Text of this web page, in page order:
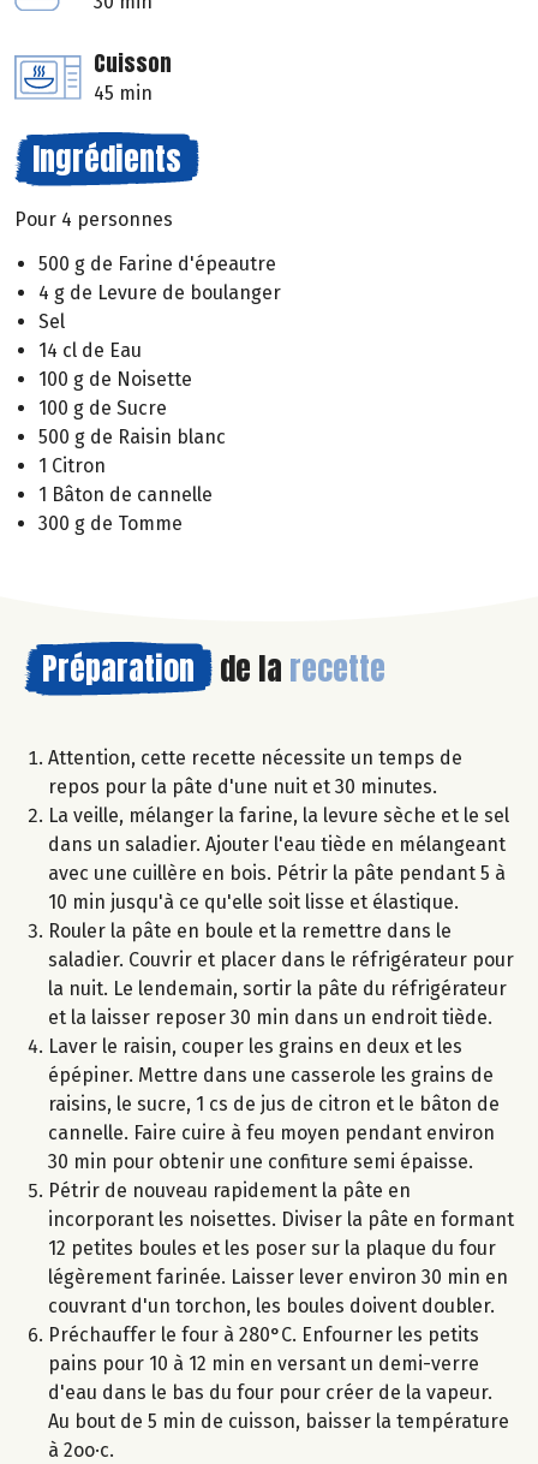
Cuisson
45 min
Ingrédients
Pour 4 personnes
500 g de Farine d'épeautre
4 g de Levure de boulanger
Sel
14 cl de Eau
100 g de Noisette
100 g de Sucre
500 g de Raisin blanc
1 Citron
1 Bâton de cannelle
300 g de Tomme
Préparation de la recette
Attention, cette recette nécessite un temps de
repos pour la pâte d'une nuit et 30 minutes.
La veille, mélanger la farine, la levure sèche et le sel
dans un saladier. Ajouter l'eau tiède en mélangeant
avec une cuillère en bois. Pétrir la pâte pendant 5 à
10 min jusqu'à ce qu'elle soit lisse et élastique.
Rouler la pâte en boule et la remettre dans le
saladier. Couvrir et placer dans le réfrigérateur pour
la nuit. Le lendemain, sortir la pâte du réfrigérateur
et la laisser reposer 30 min dans un endroit tiède.
Laver le raisin, couper les grains en deux et les
épépiner. Mettre dans une casserole les grains de
raisins, le sucre, 1 cs de jus de citron et le bâton de
cannelle. Faire cuire à feu moyen pendant environ
30 min pour obtenir une confiture semi épaisse.
Pétrir de nouveau rapidement la pâte en
incorporant les noisettes. Diviser la pâte en formant
12 petites boules et les poser sur la plaque du four
légèrement farinée. Laisser lever environ 30 min en
couvrant d'un torchon, les boules doivent doubler.
Préchauffer le four à 280°C. Enfourner les petits
pains pour 10 à 12 min en versant un demi-verre
d'eau dans le bas du four pour créer de la vapeur.
Au bout de 5 min de cuisson, baisser la température
à 2oo·c.